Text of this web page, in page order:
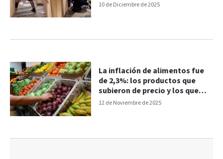
10 de Diciembre de 2025
12 de Noviembre de 2025
La inflación de alimentos fue
de 2,3%: los productos que
subieron de precio y los que
bajaron